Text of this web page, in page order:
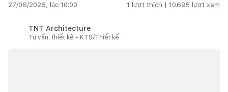
27/06/2026, lúc 10:00 1 lượt thích | 10.695 lượt xem
TNT Architecture
Tư vấn, thiết kế - KTS/Thiết kế